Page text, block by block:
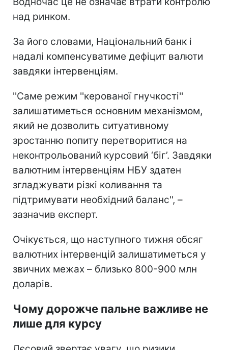
над ринком.
За його словами, Національний банк і
надалі компенсуватиме дефіцит валюти
завдяки інтервенціям.
''Саме режим ''керованої гнучкості''
залишатиметься основним механізмом,
який не дозволить ситуативному
зростанню попиту перетворитися на
неконтрольований курсовий ‘біг’. Завдяки
валютним інтервенціям НБУ здатен
згладжувати різкі коливання та
підтримувати необхідний баланс'', –
зазначив експерт.
Очікується, що наступного тижня обсяг
валютних інтервенцій залишатиметься у
звичних межах – близько 800-900 млн
доларів.
Чому дорожче пальне важливе не
лише для курсу